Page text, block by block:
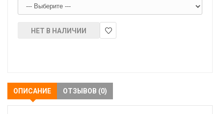
НЕТ В НАЛИЧИИ
ОПИСАНИЕ ОТЗЫВОВ (0)